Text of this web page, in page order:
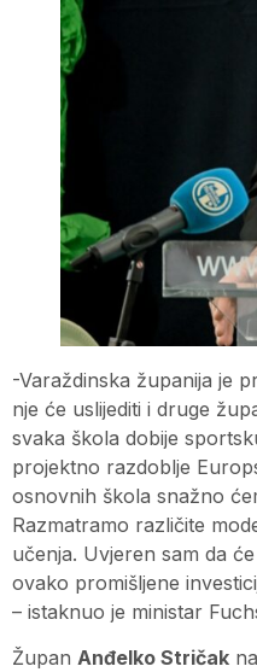
-Varaždinska županija je
nje će uslijediti i druge
svaka škola dobije
projektno razdoblje
osnovnih škola snažno
Razmatramo različite
učenja. Uvjeren sam da
ovako promišljene
– istaknuo je ministar
Župan Anđelko Stričak